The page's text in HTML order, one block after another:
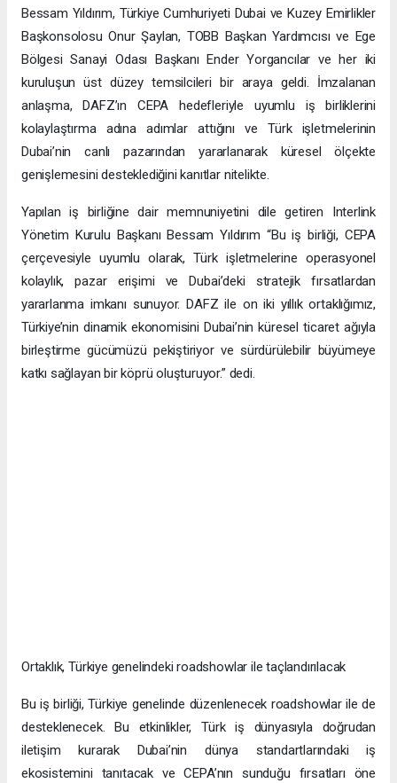
Bessam Yıldırım, Türkiye Cumhuriyeti Dubai ve Kuzey Emirlikler
Başkonsolosu Onur Şaylan, TOBB Başkan Yardımcısı ve Ege
Bölgesi Sanayi Odası Başkanı Ender Yorgancılar ve her iki
kuruluşun üst düzey temsilcileri bir araya geldi. İmzalanan
anlaşma, DAFZ’ın CEPA hedefleriyle uyumlu iş birliklerini
kolaylaştırma adına adımlar attığını ve Türk işletmelerinin
Dubai’nin canlı pazarından yararlanarak küresel ölçekte
genişlemesini desteklediğini kanıtlar nitelikte.
Yapılan iş birliğine dair memnuniyetini dile getiren Interlink
Yönetim Kurulu Başkanı Bessam Yıldırım “Bu iş birliği, CEPA
çerçevesiyle uyumlu olarak, Türk işletmelerine operasyonel
kolaylık, pazar erişimi ve Dubai’deki stratejik fırsatlardan
yararlanma imkanı sunuyor. DAFZ ile on iki yıllık ortaklığımız,
Türkiye’nin dinamik ekonomisini Dubai’nin küresel ticaret ağıyla
birleştirme gücümüzü pekiştiriyor ve sürdürülebilir büyümeye
katkı sağlayan bir köprü oluşturuyor.” dedi.
Ortaklık, Türkiye genelindeki roadshowlar ile taçlandırılacak
Bu iş birliği, Türkiye genelinde düzenlenecek roadshowlar ile de
desteklenecek. Bu etkinlikler, Türk iş dünyasıyla doğrudan
iletişim kurarak Dubai’nin dünya standartlarındaki iş
ekosistemini tanıtacak ve CEPA’nın sunduğu fırsatları öne